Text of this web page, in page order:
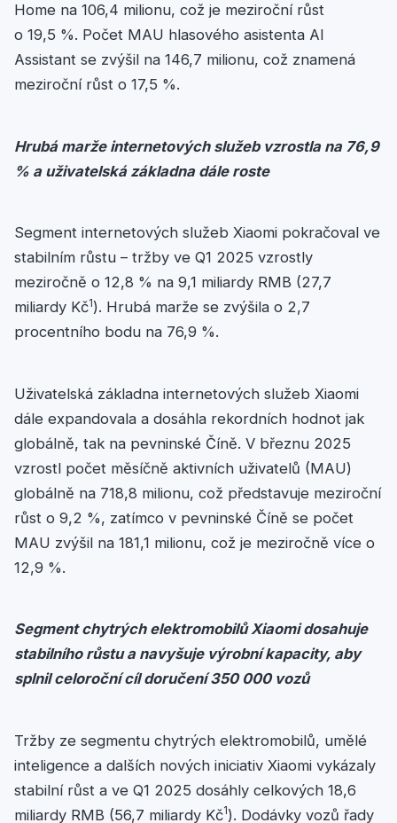
Home na 106,4 milionu, což je meziroční růst
o 19,5 %. Počet MAU hlasového asistenta AI
Assistant se zvýšil na 146,7 milionu, což znamená
meziroční růst o 17,5 %.
Hrubá marže internetových služeb vzrostla na 76,9
% a uživatelská základna dále roste
Segment internetových služeb Xiaomi pokračoval ve
stabilním růstu – tržby ve Q1 2025 vzrostly
meziročně o 12,8 % na 9,1 miliardy RMB (27,7
miliardy Kč1). Hrubá marže se zvýšila o 2,7
procentního bodu na 76,9 %.
Uživatelská základna internetových služeb Xiaomi
dále expandovala a dosáhla rekordních hodnot jak
globálně, tak na pevninské Číně. V březnu 2025
vzrostl počet měsíčně aktivních uživatelů (MAU)
globálně na 718,8 milionu, což představuje meziroční
růst o 9,2 %, zatímco v pevninské Číně se počet
MAU zvýšil na 181,1 milionu, což je meziročně více o
12,9 %.
Segment chytrých elektromobilů Xiaomi dosahuje
stabilního růstu a navyšuje výrobní kapacity, aby
splnil celoroční cíl doručení 350 000 vozů
Tržby ze segmentu chytrých elektromobilů, umělé
inteligence a dalších nových iniciativ Xiaomi vykázaly
stabilní růst a ve Q1 2025 dosáhly celkových 18,6
miliardy RMB (56,7 miliardy Kč1). Dodávky vozů řady